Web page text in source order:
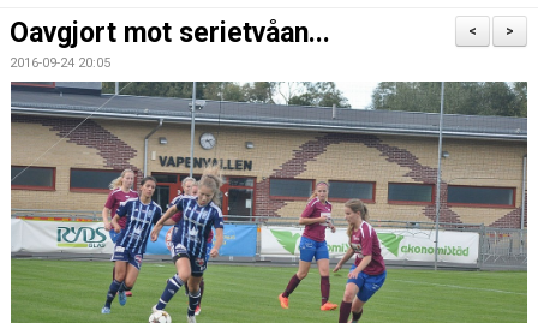
BILDGALLERI
DOKUMENT
KONTAKT
MATCHER
SPONSORHUSET
>
<
Oavgjort mot serietvåan...
2016-09-24 20:05